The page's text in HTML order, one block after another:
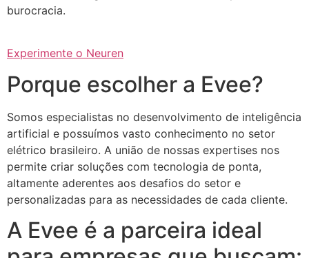
burocracia.
Experimente o Neuren
Porque escolher a Evee?
Somos especialistas no desenvolvimento de inteligência
artificial e possuímos vasto conhecimento no setor
elétrico brasileiro. A união de nossas expertises nos
permite criar soluções com tecnologia de ponta,
altamente aderentes aos desafios do setor e
personalizadas para as necessidades de cada cliente.
A Evee é a parceira ideal